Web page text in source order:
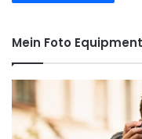
Mein Foto Equipment